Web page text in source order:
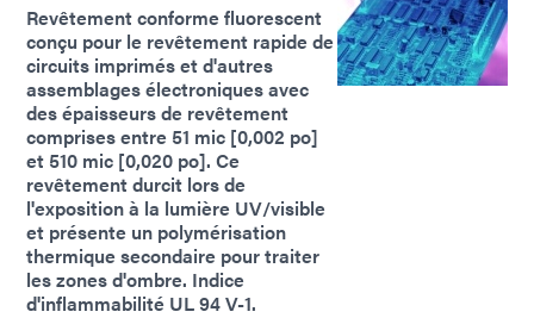
Revêtement conforme fluorescent
conçu pour le revêtement rapide de
circuits imprimés et d'autres
assemblages électroniques avec
des épaisseurs de revêtement
comprises entre 51 mic [0,002 po]
et 510 mic [0,020 po]. Ce
revêtement durcit lors de
l'exposition à la lumière UV/visible
et présente un polymérisation
thermique secondaire pour traiter
les zones d'ombre. Indice
d'inflammabilité UL 94 V-1.